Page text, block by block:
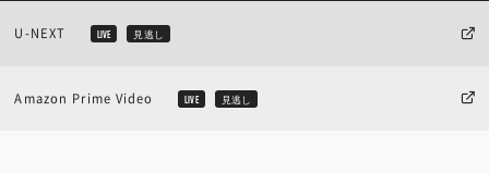
U-NEXT LIVE 見逃し
Amazon Prime Video LIVE 見逃し